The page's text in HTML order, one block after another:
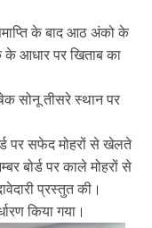
के बाद आठ अंको के
के आधार पर खिताब का
सोनू तीसरे स्थान पर
पर सफेद मोहरों से खेलते
बोर्ड पर काले मोहरों से
प्रस्तुत की।
किया गया।